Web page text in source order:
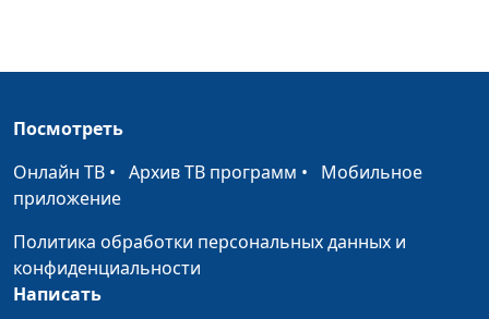
Главное в моей жизни
психолог
нарцистический
родитель
Наталья Егорова,
Посмотреть
Онлайн ТВ • Архив ТВ программ • Мобильное
приложение
Политика обработки персональных данных и
конфиденциальности
Написать